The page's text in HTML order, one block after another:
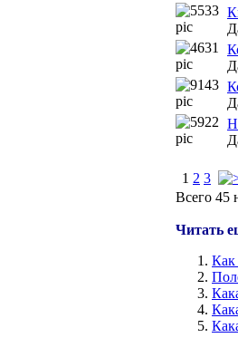
1 2 3
Всего 45
Читать
Как